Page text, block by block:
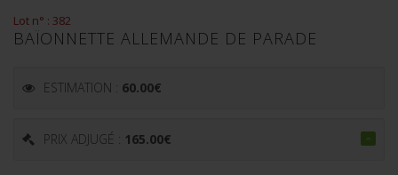
Lot n° : 382
BAÏONNETTE ALLEMANDE DE PARADE
ESTIMATION : 60.00€
PRIX ADJUGÉ : 165.00€